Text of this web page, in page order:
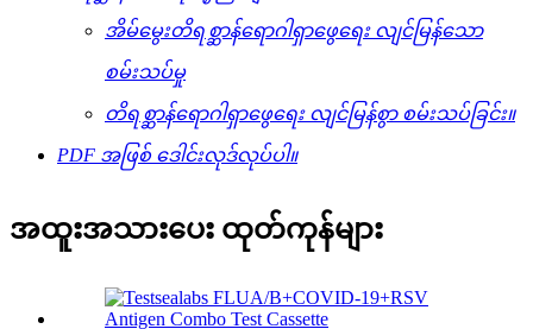
အိမ်မွေးတိရစ္ဆာန်ရောဂါရှာဖွေရေး လျင်မြန်သော
စမ်းသပ်မှု
တိရစ္ဆာန်ရောဂါရှာဖွေရေး လျင်မြန်စွာ စမ်းသပ်ခြင်း။
PDF အဖြစ် ဒေါင်းလုဒ်လုပ်ပါ။
အထူးအသားပေး ထုတ်ကုန်များ